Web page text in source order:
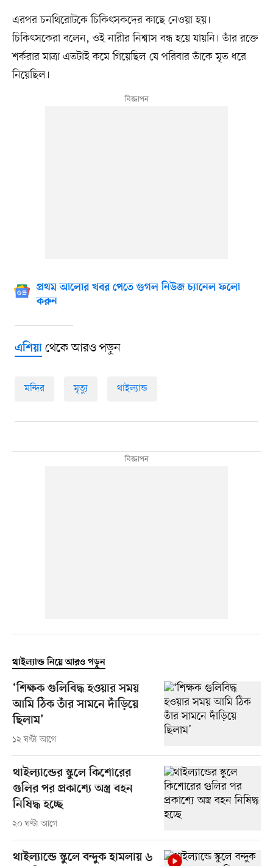
এরপর চনথিরোটকে চিকিৎসকদের কাছে নেওয়া হয়।
চিকিৎসকেরা বলেন, ওই নারীর নিশ্বাস বন্ধ হয়ে যায়নি। তাঁর রক্তে
শর্করার মাত্রা এতটাই কমে গিয়েছিল যে পরিবার তাঁকে মৃত ধরে
নিয়েছিল।
প্রথম আলোর খবর পেতে গুগল নিউজ চ্যানেল ফলো
করুন
এশিয়াথেকে আরও পড়ুন
মন্দির মৃত্যু থাইল্যান্ড
থাইল্যান্ড নিয়ে আরও পড়ুন
‘শিক্ষক গুলিবিদ্ধ হওয়ার সময়
আমি ঠিক তাঁর সামনে দাঁড়িয়ে
ছিলাম’
১২ ঘণ্টা আগে
থাইল্যান্ডের স্কুলে কিশোরের
গুলির পর প্রকাশ্যে অস্ত্র বহন
নিষিদ্ধ হচ্ছে
২০ ঘণ্টা আগে
থাইল্যান্ডে স্কুলে বন্দুক হামলায় ৬